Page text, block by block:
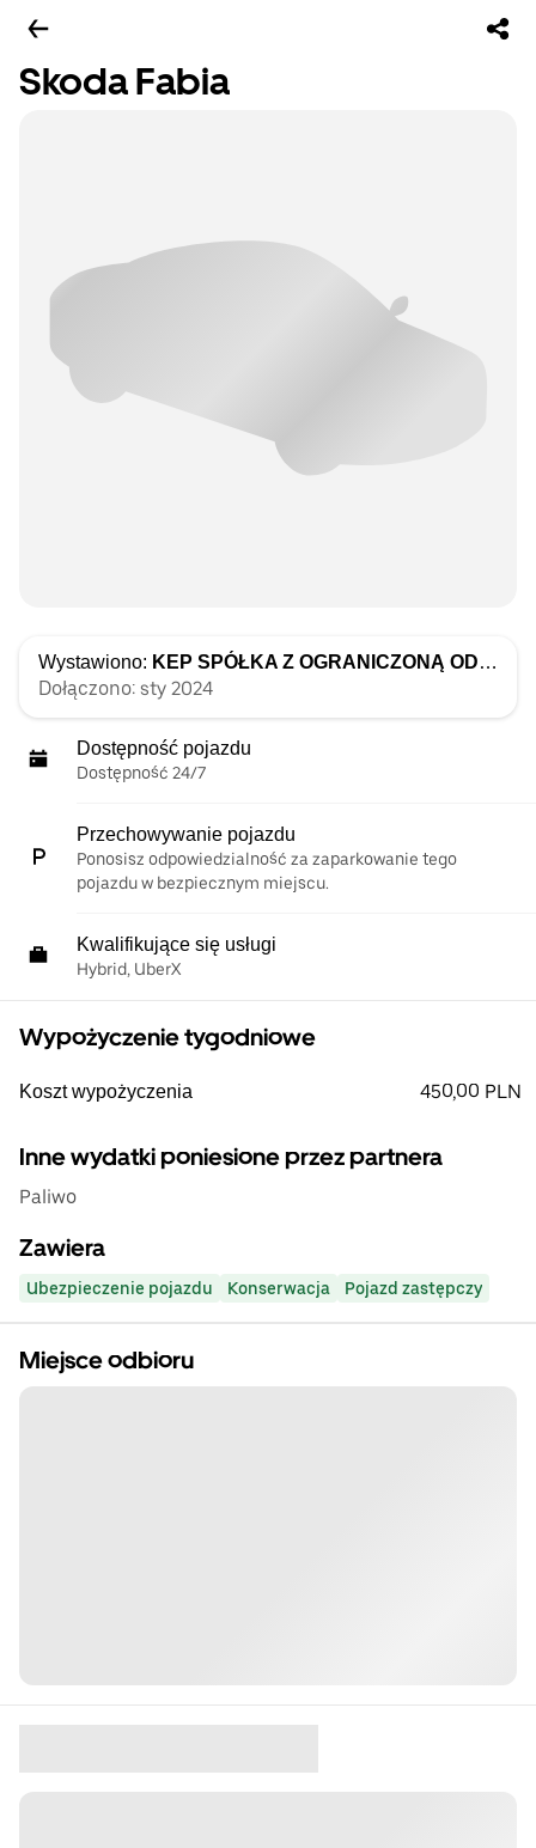
Skoda Fabia
Wystawiono: KEP SPÓŁKA Z OGRANICZONĄ ODPOWIEDZIALNOŚCIĄ
Dołączono: sty 2024
Dostępność pojazdu
Dostępność 24/7
Przechowywanie pojazdu
Ponosisz odpowiedzialność za zaparkowanie tego
pojazdu w bezpiecznym miejscu.
Kwalifikujące się usługi
Hybrid, UberX
Wypożyczenie tygodniowe
Koszt wypożyczenia 450,00 PLN
Inne wydatki poniesione przez partnera
Paliwo
Zawiera
Ubezpieczenie pojazdu Konserwacja Pojazd zastępczy
Miejsce odbioru